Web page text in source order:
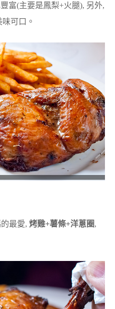
富(主要是鳳梨+火腿), 另外,
可口。
最愛, 烤雞+薯條+洋蔥圈,